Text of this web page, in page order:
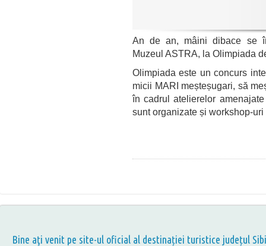
An de an, mâini dibace se
Muzeul ASTRA, la Olimpiada
Olimpiada este un concurs
micii MARI meșteșugari, să
în cadrul atelierelor
sunt organizate și workshop-
Bine aţi venit pe site-ul oficial al destinației turistice județul